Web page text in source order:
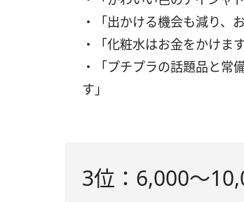
・「出かける機会も減り、
・「化粧水はお金をかけま
・「プチプラの話題品と常
す」
3位：6,000〜